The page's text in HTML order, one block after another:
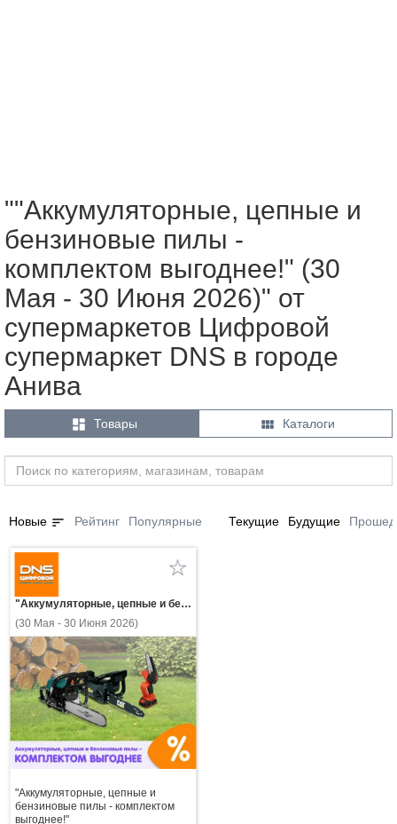
""Аккумуляторные, цепные и
бензиновые пилы -
комплектом выгоднее!" (30
Мая - 30 Июня 2026)" от
супермаркетов Цифровой
супермаркет DNS в городе
Анива
 Товары  Каталоги
Новые sort Рейтинг Популярные Текущие Будущие
"Аккумуляторные, цепные и бензиновые пилы - комплектом выгоднее!"
(30 Мая - 30 Июня 2026)
"Аккумуляторные, цепные и
бензиновые пилы - комплектом
выгоднее!"